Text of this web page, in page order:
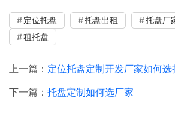
定位托盘 托盘出租 托盘厂
租托盘
上一篇： 定位托盘定制开发厂家如何选
下一篇： 托盘定制如何选厂家